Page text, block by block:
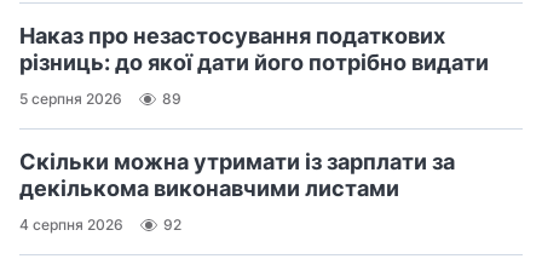
Наказ про незастосування податкових
різниць: до якої дати його потрібно видати
5 серпня 2026 89
Скільки можна утримати із зарплати за
декількома виконавчими листами
4 серпня 2026 92